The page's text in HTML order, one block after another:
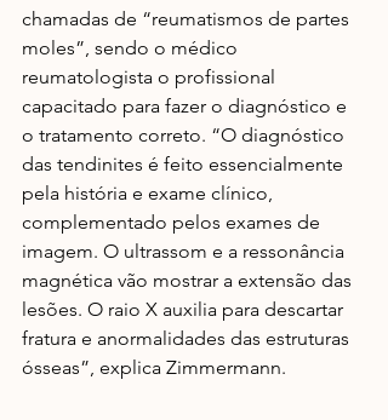
chamadas de “reumatismos de partes
moles”, sendo o médico
reumatologista o profissional
capacitado para fazer o diagnóstico e
o tratamento correto. “O diagnóstico
das tendinites é feito essencialmente
pela história e exame clínico,
complementado pelos exames de
imagem. O ultrassom e a ressonância
magnética vão mostrar a extensão das
lesões. O raio X auxilia para descartar
fratura e anormalidades das estruturas
ósseas”, explica Zimmermann.